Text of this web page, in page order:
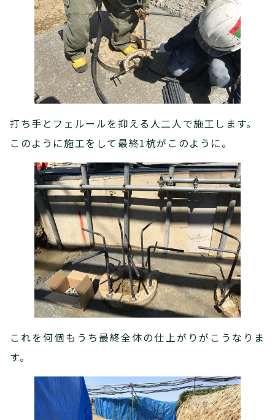
打ち手とフェルールを抑える人二人で施工します。
このように施工をして最終1杭がこのように。
これを何個もうち最終全体の仕上がりがこうなりま
す。